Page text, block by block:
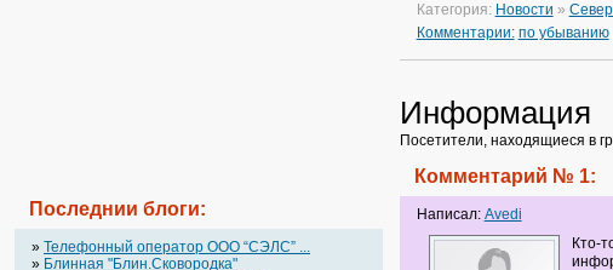
Последнии блоги:
» Телефонный оператор OOO “СЭЛС” ...
» Блинная "Блин.Сковородка"
Категория: Новости »
Комментарии: по убыванию
Информация
Посетители, находящиеся в
Комментарий № 1:
Написал: Avedi
Кто-